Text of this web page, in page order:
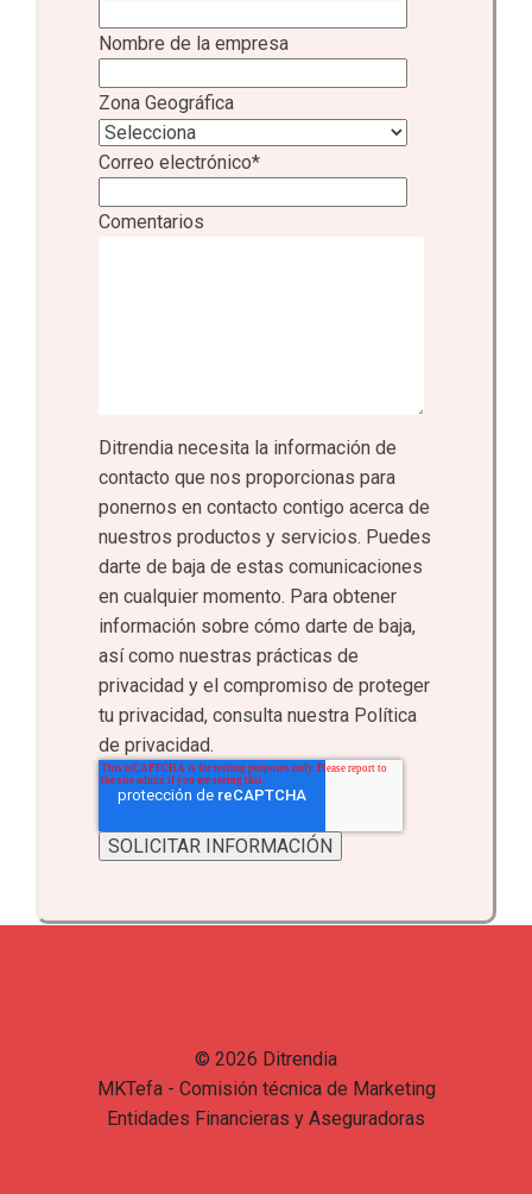
Nombre de la empresa
Zona Geográfica
Correo electrónico*
Comentarios
Ditrendia necesita la información de
contacto que nos proporcionas para
ponernos en contacto contigo acerca de
nuestros productos y servicios. Puedes
darte de baja de estas comunicaciones
en cualquier momento. Para obtener
información sobre cómo darte de baja,
así como nuestras prácticas de
privacidad y el compromiso de proteger
tu privacidad, consulta nuestra Política
de privacidad.
© 2026 Ditrendia
MKTefa - Comisión técnica de Marketing
Entidades Financieras y Aseguradoras